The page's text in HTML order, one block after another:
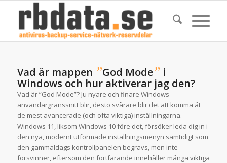
Vad är mappen ”God Mode” i
Windows och hur aktiverar jag den?
Vad är ”God Mode”? Ju nyare och finare Windows
användargränssnitt blir, desto svårare blir det att komma åt
de mest avancerade (och ofta viktiga) inställningarna.
Windows 11, liksom Windows 10 före det, försöker leda dig in i
den nya, modernt utformade inställningsmenyn samtidigt som
den gammaldags kontrollpanelen begravs, men inte
försvinner, eftersom den fortfarande innehåller många viktiga